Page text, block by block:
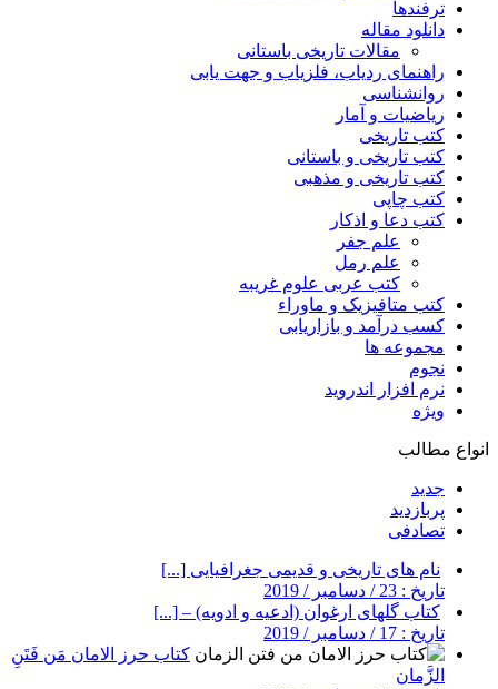
ترفندها
دانلود مقاله
مقالات تاریخی باستانی
راهنمای ردیاب، فلزیاب و جهت یابی
روانشناسی
ریاضیات و آمار
کتب تاریخی
کتب تاریخی و باستانی
کتب تاریخی و مذهبی
کتب چاپی
کتب دعا و اذکار
علم جفر
علم رمل
کتب عربی علوم غریبه
کتب متافیزیک و ماوراء
کسب درآمد و بازاریابی
مجموعه ها
نجوم
نرم افزار اندروید
ویژه
انواع مطالب
جدید
پربازدید
تصادفی
نام های تاریخی و قدیمی جغرافیایی [...]
تاریخ : 23 / دسامبر / 2019
کتاب گلهای ارغوان (ادعیه و ادویه) – [...]
تاریخ : 17 / دسامبر / 2019
کتاب حرز الامان مَن فَتَنِ
الزَّمان